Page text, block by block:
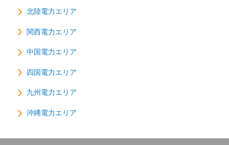
北陸電力エリア
関西電力エリア
中国電力エリア
四国電力エリア
九州電力エリア
沖縄電力エリア